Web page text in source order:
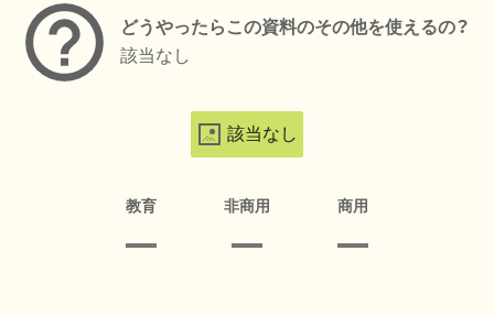
どうやったらこの資料のその他を使えるの？
該当なし
該当なし
教育 非商用 商用